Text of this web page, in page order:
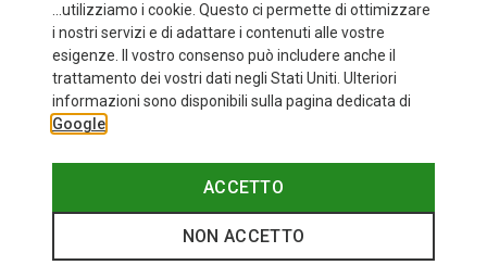
...utilizziamo i cookie. Questo ci permette di ottimizzare
i nostri servizi e di adattare i contenuti alle vostre
esigenze. Il vostro consenso può includere anche il
trattamento dei vostri dati negli Stati Uniti. Ulteriori
informazioni sono disponibili sulla pagina dedicata di
Google
ACCETTO
NON ACCETTO